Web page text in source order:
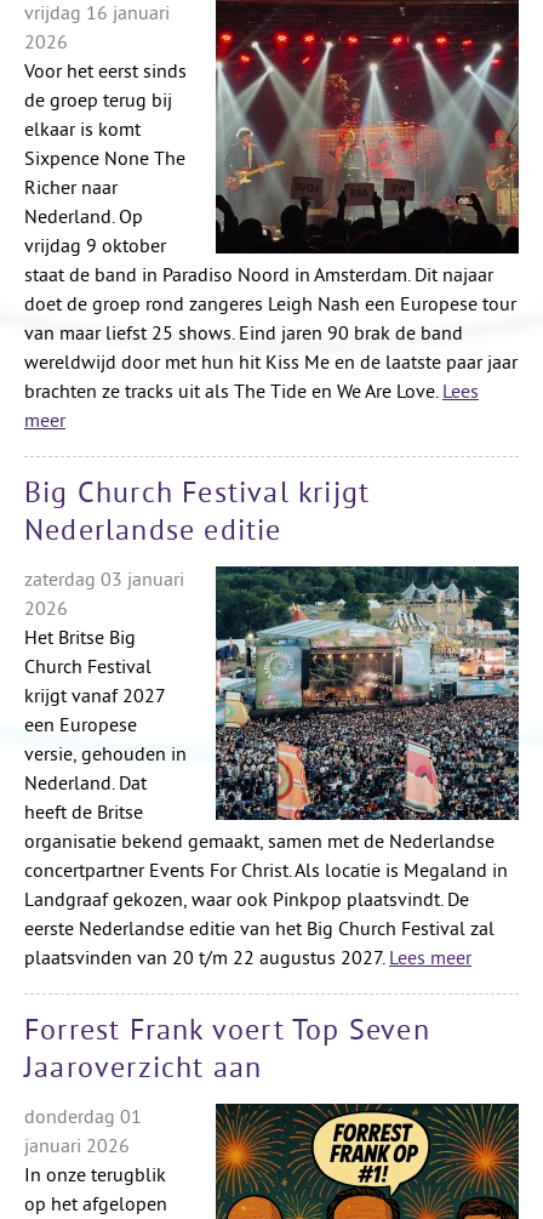
vrijdag 16 januari
2026
Voor het eerst sinds
de groep terug bij
elkaar is komt
Sixpence None The
Richer naar
Nederland. Op
vrijdag 9 oktober
staat de band in Paradiso Noord in Amsterdam. Dit najaar
doet de groep rond zangeres Leigh Nash een Europese tour
van maar liefst 25 shows. Eind jaren 90 brak de band
wereldwijd door met hun hit Kiss Me en de laatste paar jaar
brachten ze tracks uit als The Tide en We Are Love. Lees
meer
Big Church Festival krijgt
Nederlandse editie
zaterdag 03 januari
2026
Het Britse Big
Church Festival
krijgt vanaf 2027
een Europese
versie, gehouden in
Nederland. Dat
heeft de Britse
organisatie bekend gemaakt, samen met de Nederlandse
concertpartner Events For Christ. Als locatie is Megaland in
Landgraaf gekozen, waar ook Pinkpop plaatsvindt. De
eerste Nederlandse editie van het Big Church Festival zal
plaatsvinden van 20 t/m 22 augustus 2027. Lees meer
Forrest Frank voert Top Seven
Jaaroverzicht aan
donderdag 01
januari 2026
In onze terugblik
op het afgelopen